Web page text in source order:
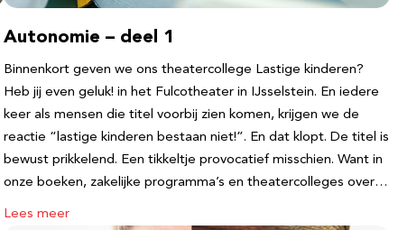
Autonomie – deel 1
Binnenkort geven we ons theatercollege Lastige kinderen?
Heb jij even geluk! in het Fulcotheater in IJsselstein. En iedere
keer als mensen die titel voorbij zien komen, krijgen we de
reactie “lastige kinderen bestaan niet!”. En dat klopt. De titel is
bewust prikkelend. Een tikkeltje provocatief misschien. Want in
onze boeken, zakelijke programma’s en theatercolleges over…
Lees meer